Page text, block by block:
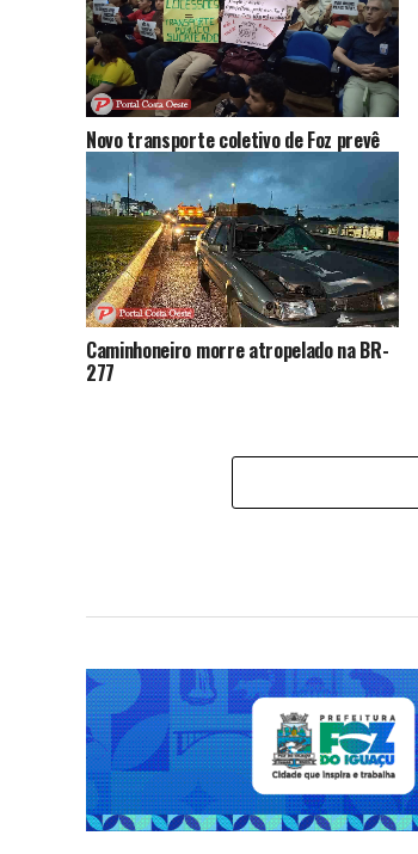
Novo transporte coletivo de Foz prevê
mais ônibus, novas linhas e tarifa de R$
6; audiência reúne críticas e sugestões
da população
Caminhoneiro morre atropelado na BR-
277